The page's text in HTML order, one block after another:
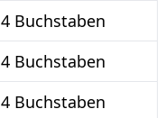
4 Buchstaben
4 Buchstaben
4 Buchstaben